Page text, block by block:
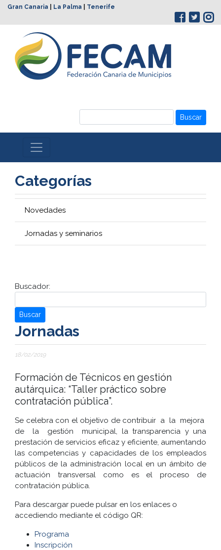
Gran Canaria La Palma Tenerife
Buscar
Categorías
Novedades
Jornadas y seminarios
Buscador:
Buscar
Jornadas
18/02/2019
Formación de Técnicos en gestión
autárquica: “Taller práctico sobre
contratación pública”.
Se celebra con el objetivo de contribuir a la mejora
de la gestión municipal, la transparencia y una
prestación de servicios eficaz y eficiente, aumentando
las competencias y capacidades de los empleados
públicos de la administración local en un ámbito de
actuación transversal como es el proceso de
contratación pública.
Para descargar puede pulsar en los enlaces o
accediendo mediante el código QR:
Programa
Inscripción